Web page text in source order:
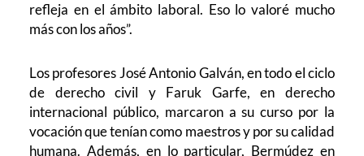
refleja en el ámbito laboral. Eso lo valoré mucho
más con los años”.
Los profesores José Antonio Galván, en todo el ciclo
de derecho civil y Faruk Garfe, en derecho
internacional público, marcaron a su curso por la
vocación que tenían como maestros y por su calidad
humana. Además, en lo particular, Bermúdez en